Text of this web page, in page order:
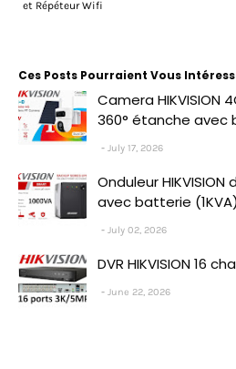
et Répéteur Wifi
Ces Posts Pourraient Vous
Camera HIKVISION
360° étanche avec
July 17, 2026
Onduleur HIKVISION
avec batterie (1KVA)
July 02, 2026
DVR HIKVISION 16
June 22, 2026